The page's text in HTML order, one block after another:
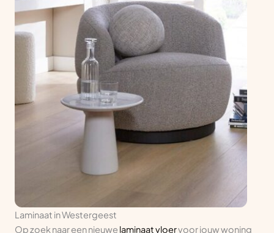
Laminaat in Westergeest
Op zoek naar een nieuwe laminaat vloervoor jouw woning